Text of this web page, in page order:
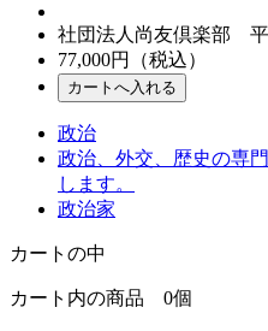
社団法人尚友倶楽部 平
77,000円（税込）
政治
政治、外交、歴史の専
します。
政治家
カートの中
カート内の商品 0個